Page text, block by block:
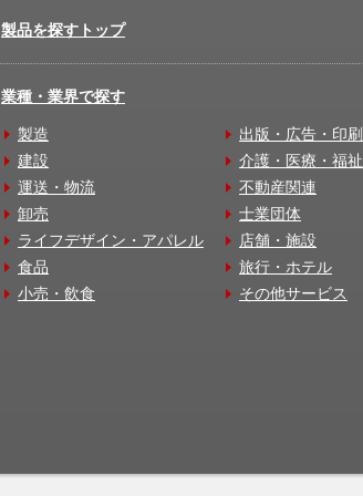
製品を探すトップ
業種・業界で探す
製造
建設
運送・物流
卸売
ライフデザイン・アパレル
食品
小売・飲食
出版・広告・印刷
介護・医療・福祉
不動産関連
士業団体
店舗・施設
旅行・ホテル
その他サービス